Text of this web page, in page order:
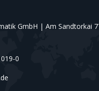
GmbH | Am Sandtorkai
0